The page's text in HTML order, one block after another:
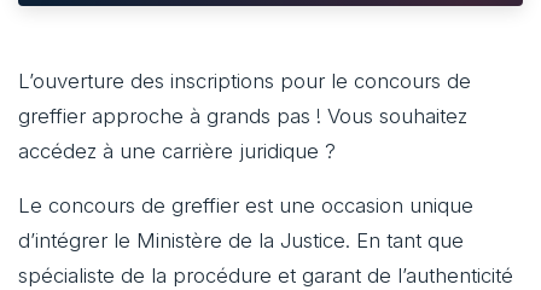
L’ouverture des inscriptions pour le concours de
greffier approche à grands pas ! Vous souhaitez
accédez à une carrière juridique ?
Le concours de greffier est une occasion unique
d’intégrer le Ministère de la Justice. En tant que
spécialiste de la procédure et garant de l’authenticité